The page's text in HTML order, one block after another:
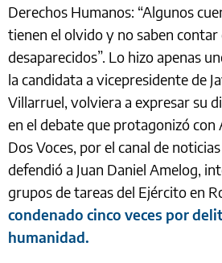
Derechos Humanos: “Algunos
tienen el olvido y no saben contar
desaparecidos”. Lo hizo apenas
la candidata a vicepresidente de
Villarruel, volviera a expresar su
en el debate que protagonizó con
Dos Voces, por el canal de
defendió a Juan Daniel Amelog,
grupos de tareas del Ejército en
condenado cinco veces por
humanidad.